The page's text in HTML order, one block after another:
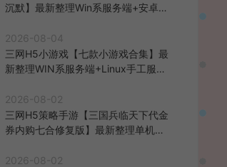
沉默】最新整理Win系服务端+安卓苹
2026-08-04
三网H5小游戏【七款小游戏合集】最
新整理WIN系服务端+Linux手工服务
2026-08-02
三网H5策略手游【三国兵临天下代金
券内购七合修复版】最新整理单机一
理后台+GM授权后台+简易安卓客户
2026-08-02